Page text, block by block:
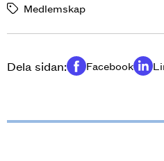
Medlemskap
Dela sidan:
Dela på
Facebook
Dela